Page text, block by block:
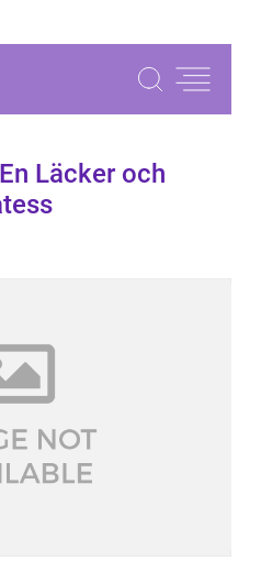
Läcker och